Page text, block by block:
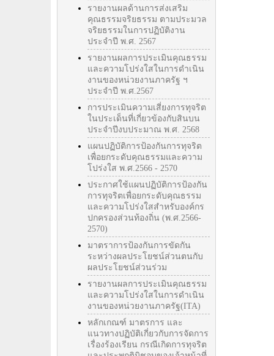
รายงานผลด้านการส่งเสริม
คุณธรรมจริยธรรม ตามประมวล
จริยธรรมในการปฏิบัติงาน
ประจำปี พ.ศ. 2567
รายงานผลการประเมินคุณธรรม
และความโปร่งใสในการดำเนิน
งานของหน่วยงานภาครัฐ ฯ
ประจำปี พ.ศ.2567
การประเมินความเสี่ยงการทุจริต
ในประเด็นที่เกี่ยวข้องกับสินบน
ประจำปีงบประมาณ พ.ศ. 2568
แผนปฏิบัติการป้องกันการทุจริต
เพื่อยกระดับคุณธรรมและความ
โปร่งใส พ.ศ.2566 - 2570
ประกาศใช้แผนปฏิบัติการป้องกัน
การทุจริตเพื่อยกระดับคุณธรรม
และความโปร่งใสสำหรับองค์กร
ปกครองส่วนท้องถิ่น (พ.ศ.2566-
2570)
มาตราการป้องกันการขัดกัน
ระหว่างผลประโยชน์ส่วนตนกับ
ผลประโยชน์ส่วนร่วม
รายงานผลการประเมินคุณธรรม
และความโปร่งใสในการดำเนิน
งานของหน่วยงานภาครัฐ(ITA)
หลักเกณฑ์ มาตรการ และ
แนวทางปฏิบัติเกี่ยวกับการจัดการ
เรื่องร้องเรียน กรณีเกิดการทุจริต